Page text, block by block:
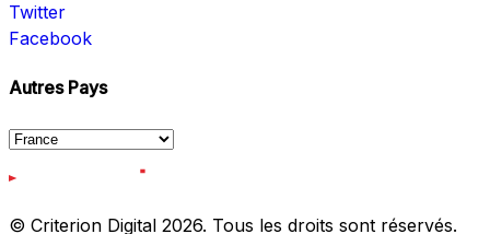
Twitter
Facebook
Autres Pays
© Criterion Digital 2026. Tous les droits sont réservés.